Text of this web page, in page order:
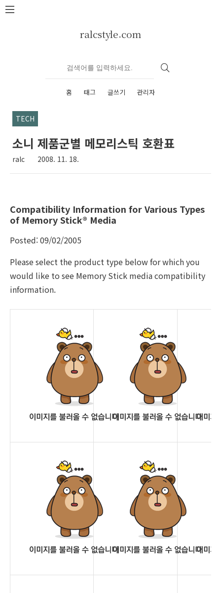
본문 바로가기
ralcstyle.com
홈 태그 글쓰기 관리자
TECH
소니 제품군별 메모리스틱 호환표
ralc 2008. 11. 18.
Compatibility Information for Various Types
of Memory Stick® Media
Posted: 09/02/2005
Please select the product type below for which you
would like to see Memory Stick media compatibility
information.